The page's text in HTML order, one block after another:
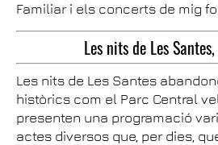
Familiar i els concerts de mig
Les nits de Les
Les nits de Les Santes
històrics com el Parc Central
presenten una programació
actes diversos que, per dies,